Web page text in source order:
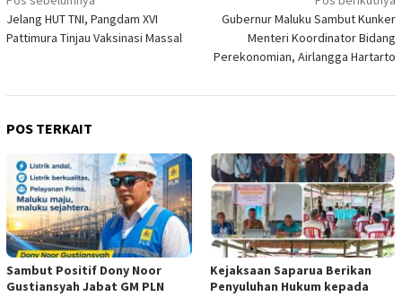
pos
Jelang HUT TNI, Pangdam XVI
Pattimura Tinjau Vaksinasi Massal
Gubernur Maluku Sambut Kunker
Menteri Koordinator Bidang
Perekonomian, Airlangga Hartarto
POS TERKAIT
Sambut Positif Dony Noor
Gustiansyah Jabat GM PLN
Kejaksaan Saparua Berikan
Penyuluhan Hukum kepada